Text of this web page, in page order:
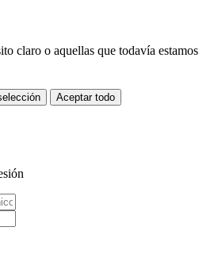
claro o aquellas que todavía estamos
Aceptar todo